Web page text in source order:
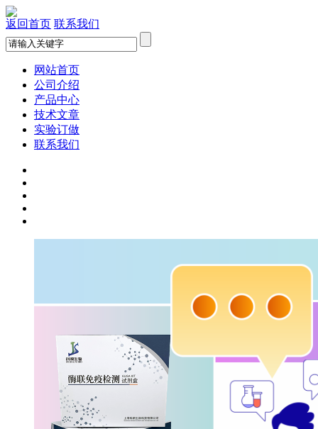
返回首页 联系我们
网站首页
公司介绍
产品中心
技术文章
实验订做
联系我们